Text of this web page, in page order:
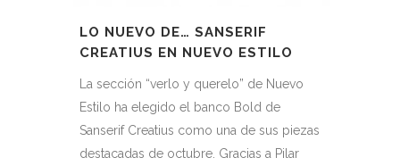
LO NUEVO DE… SANSERIF
CREATIUS EN NUEVO ESTILO
La sección “verlo y querelo” de Nuevo
Estilo ha elegido el banco Bold de
Sanserif Creatius como una de sus piezas
destacadas de octubre. Gracias a Pilar